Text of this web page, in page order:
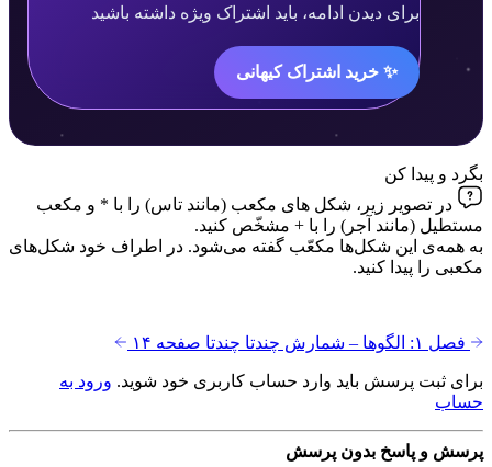
محتوا
قفل
شده
است.
برای دیدن ادامه، باید اشتراک ویژه داشته باشید
✨ خرید اشتراک کیهانی
بگرد و پیدا کن
در تصویر زیر، شکل های مکعب (مانند تاس) را با * و مکعب
مستطیل (مانند آجر) را با + مشخّص کنید.
به همه‌ی این شکل‌ها مکعّب گفته می‌شود. در اطراف خود شکل‌های
مکعبی را پیدا کنید.
فصل ۱: الگوها – شمارش چندتا چندتا صفحه ۱۴
برای ثبت پرسش باید وارد حساب کاربری خود شوید. ورود به
حساب
پرسش و پاسخ بدون پرسش